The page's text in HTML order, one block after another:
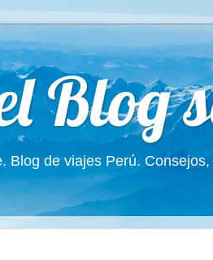
Blog
de viajes Perú.